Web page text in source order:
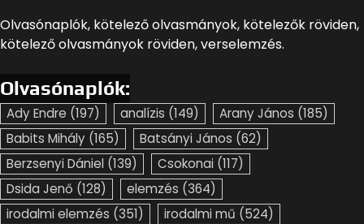
Olvasónaplók, kötelező olvasmányok, kötelezők röviden,
kötelező olvasmányok röviden, verselemzés.
Olvasónaplók:
Ady Endre (197) analízis (149) Arany János (185)
Babits Mihály (165) Batsányi János (62)
Berzsenyi Dániel (139) Csokonai (117)
Dsida Jenő (128) elemzés (364)
irodalmi elemzés (351) irodalmi mű (524)